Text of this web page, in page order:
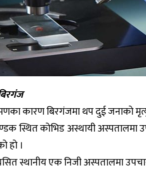
कारण बिरगंजमा थप दुई जनाकाे
स्थित कोभिड अस्थायी अस्पतालमा
हो ।
स्थानीय एक निजी अस्पतालमा